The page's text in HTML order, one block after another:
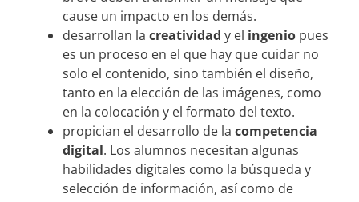
cause un impacto en los demás.
desarrollan la creatividad y el ingenio pues
es un proceso en el que hay que cuidar no
solo el contenido, sino también el diseño,
tanto en la elección de las imágenes, como
en la colocación y el formato del texto.
propician el desarrollo de la competencia
digital. Los alumnos necesitan algunas
habilidades digitales como la búsqueda y
selección de información, así como de